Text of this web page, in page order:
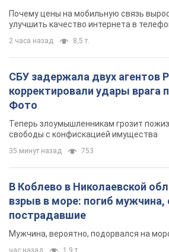
Почему цены на мобильную связь
улучшить качество интернета в
2 часа назад 8,5 т.
СБУ задержала двух агентов
корректировали удары врага
Фото
Теперь злоумышленникам грозит
свободы с конфискацией имущества
35 минут назад 753
В Коблево в Николаевской
взрыв в море: погиб мужчина,
пострадавшие
Мужчина, вероятно, подорвался на
час назад 1,9 т.